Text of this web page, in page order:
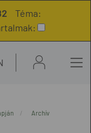
Téma:
Archív